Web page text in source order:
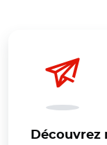
Découvrez